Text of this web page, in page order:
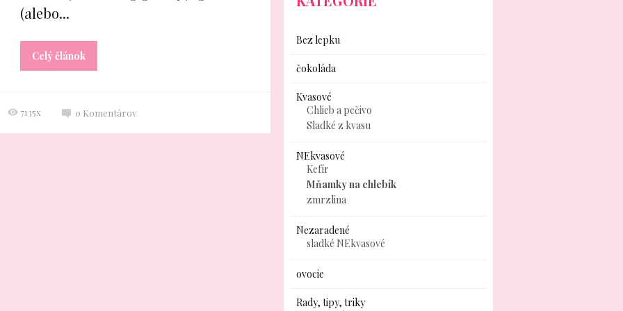
(alebo...
Celý článok
7135x 0 Komentárov
Bez lepku
čokoláda
Kvasové
Chlieb a pečivo
Sladké z kvasu
NEkvasové
Kefír
Mňamky na chlebík
zmrzlina
Nezaradené
sladké NEkvasové
ovocie
Rady, tipy, triky